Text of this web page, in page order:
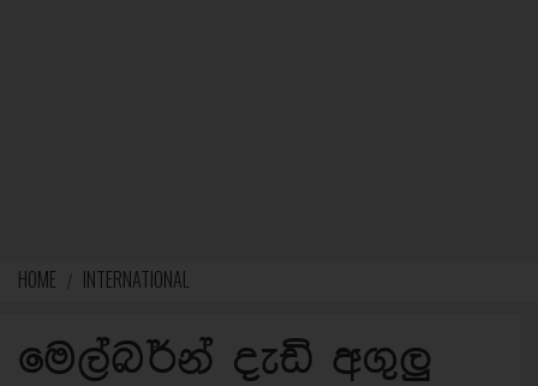
HOME INTERNATIONAL
මෙල්බර්න් දැඩි අගුලු